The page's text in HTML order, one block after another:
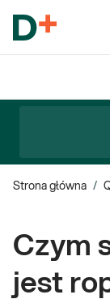
Strona główna /
Czym
jest